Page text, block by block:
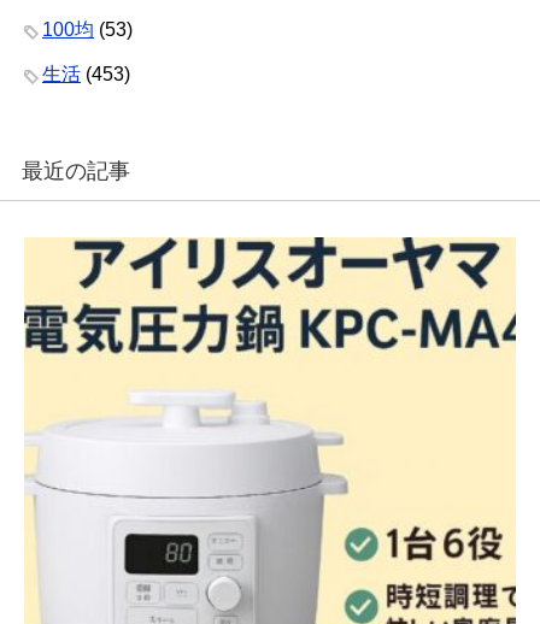
100均 (53)
生活 (453)
最近の記事